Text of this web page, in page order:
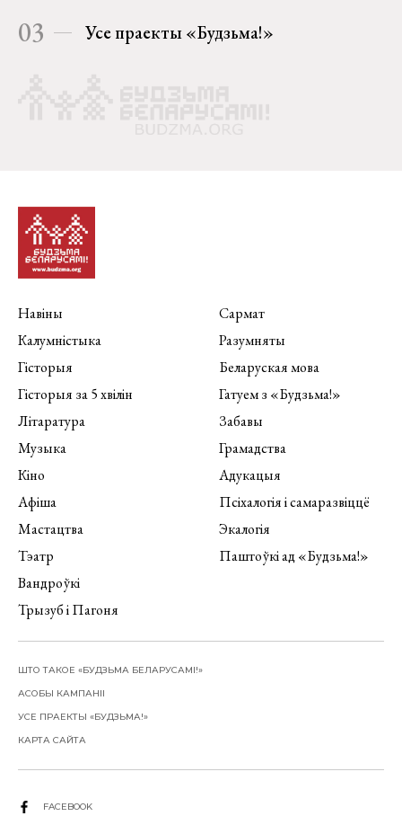
03 Усе праекты «Будзьма!»
Навіны
Калумністыка
Гісторыя
Гісторыя за 5 хвілін
Літаратура
Музыка
Кіно
Афіша
Мастацтва
Тэатр
Вандроўкі
Трызуб і Пагоня
Сармат
Разумняты
Беларуская мова
Гатуем з «Будзьма!»
Забавы
Грамадства
Адукацыя
Псіхалогія і самаразвіццё
Экалогія
Паштоўкі ад «Будзьма!»
ШТО ТАКОЕ «БУДЗЬМА БЕЛАРУСАМІ!»
АСОБЫ КАМПАНІІ
УСЕ ПРАЕКТЫ «БУДЗЬМА!»
КАРТА САЙТА
FACEBOOK